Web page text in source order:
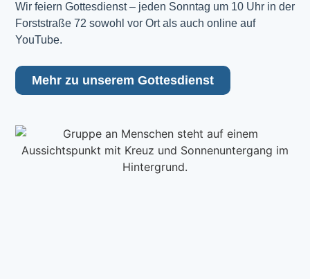
Wir feiern Gottesdienst – jeden Sonntag um 10 Uhr in der
Forststraße 72 sowohl vor Ort als auch online auf
YouTube.
Mehr zu unserem Gottesdienst